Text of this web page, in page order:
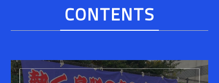
CONTENTS